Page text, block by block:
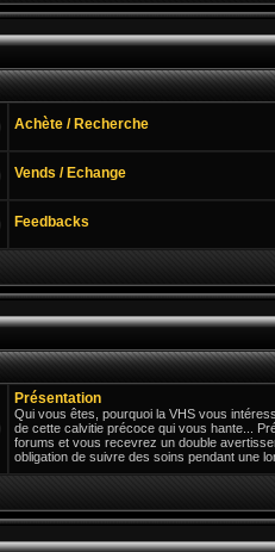
Achète / Recherche
Vends / Echange
Feedbacks
Présentation
Qui vous êtes, pourquoi la VHS vous
de cette calvitie précoce qui vous hante...
forums et vous recevrez un double
obligation de suivre des soins pendant une